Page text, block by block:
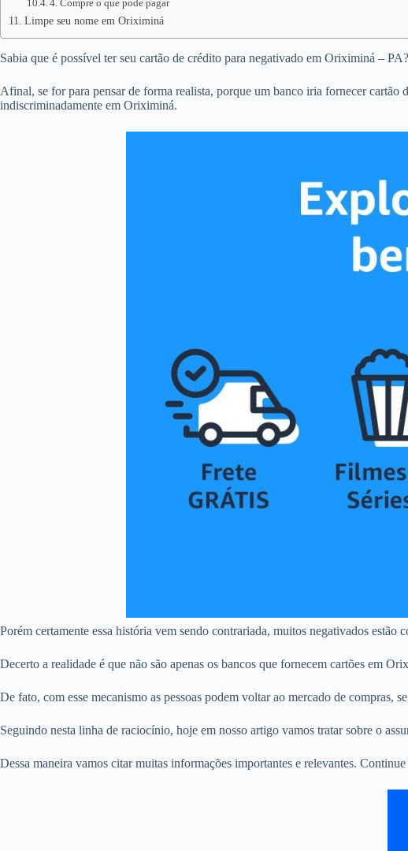
4. Compre o que pode pagar
Limpe seu nome em Oriximiná
Sabia que é possível ter seu cartão de crédito para negativado em Oriximiná –
Afinal, se for para pensar de forma realista, porque um banco iria fornecer cartão
indiscriminadamente em Oriximiná.
Porém certamente essa história vem sendo contrariada, muitos negativados
Decerto a realidade é que não são apenas os bancos que fornecem cartões em
De fato, com esse mecanismo as pessoas podem voltar ao mercado de
Seguindo nesta linha de raciocínio, hoje em nosso artigo vamos tratar sobre o
Dessa maneira vamos citar muitas informações importantes e relevantes.